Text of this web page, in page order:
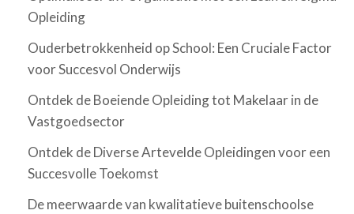
Opleiding
Ouderbetrokkenheid op School: Een Cruciale Factor
voor Succesvol Onderwijs
Ontdek de Boeiende Opleiding tot Makelaar in de
Vastgoedsector
Ontdek de Diverse Artevelde Opleidingen voor een
Succesvolle Toekomst
De meerwaarde van kwalitatieve buitenschoolse